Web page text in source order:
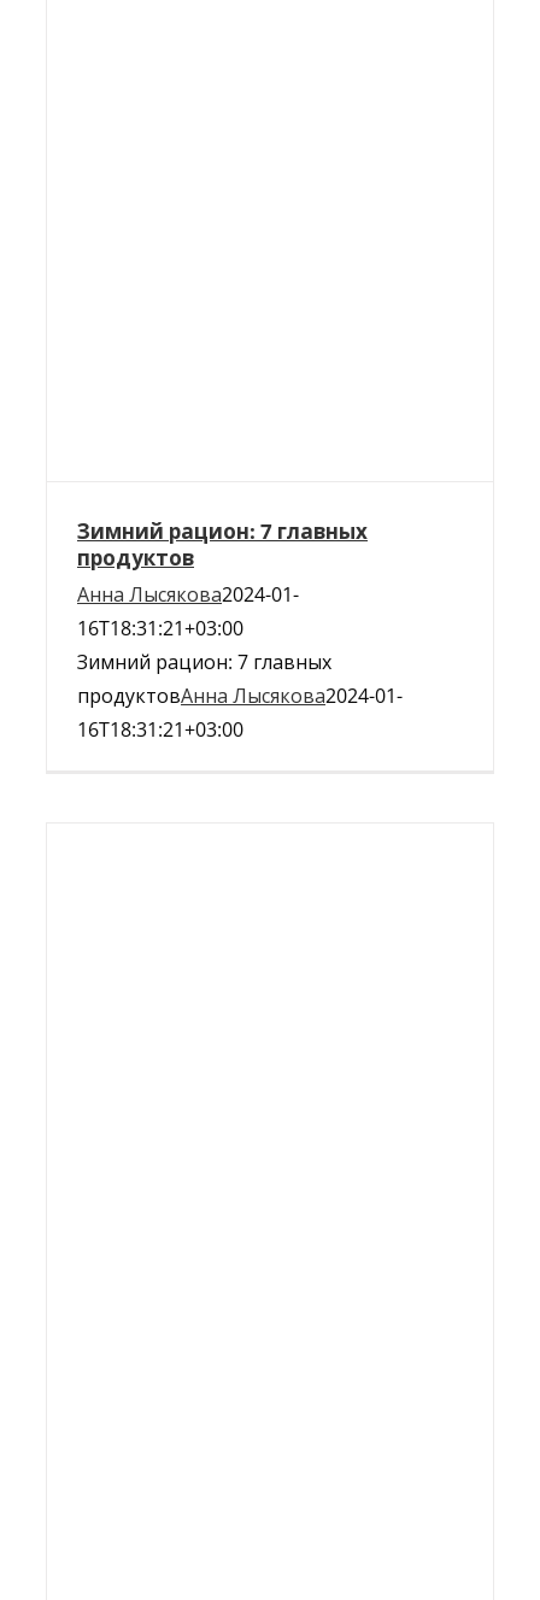
Зимний рацион: 7 главных
продуктов
Анна Лысякова2024-01-
16T18:31:21+03:00
Зимний рацион: 7 главных
продуктовАнна Лысякова2024-01-
16T18:31:21+03:00